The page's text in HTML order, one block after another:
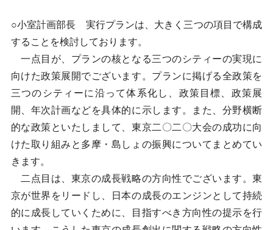
○小室計画部長 実行プランは、大きく三つの項目で構成
することを検討しております。
一点目が、プランの核となる三つのシティーの実現に
向けた政策展開でございます。プランに掲げる全政策を
三つのシティーに沿って体系化し、政策目標、政策展
開、年次計画などを具体的に示します。また、分野横断
的な政策といたしまして、東京二〇二〇大会の成功に向
けた取り組みと多摩・島しょの振興についてまとめてい
きます。
二点目は、東京の成長戦略の方向性でございます。東
京が世界をリードし、日本の成長のエンジンとして持続
的に成長していくために、目指すべき方向性の提示を行